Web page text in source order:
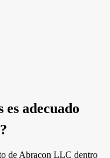
es adecuado
de Abracon LLC dentro